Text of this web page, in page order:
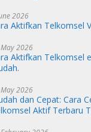
2026
Aktifkan Telkomsel
2026
Aktifkan Telkomsel
2026
dan Cepat: Cara
Aktif Terbaru